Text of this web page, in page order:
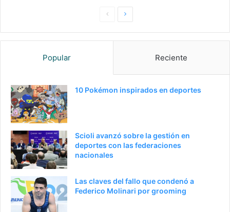
g
e
r
o
g
p
i
Popular Reciente
10 Pokémon inspirados en deportes
Scioli avanzó sobre la gestión en
deportes con las federaciones
nacionales
Las claves del fallo que condenó a
Federico Molinari por grooming